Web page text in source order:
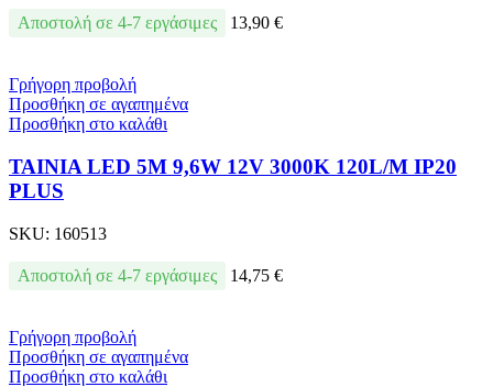
Αποστολή σε 4-7 εργάσιμες 13,90 €
Γρήγορη προβολή
Προσθήκη σε αγαπημένα
Προσθήκη στο καλάθι
ΤΑΙΝΙΑ LED 5M 9,6W 12V 3000K 120L/M IP20
PLUS
SKU: 160513
Αποστολή σε 4-7 εργάσιμες 14,75 €
Γρήγορη προβολή
Προσθήκη σε αγαπημένα
Προσθήκη στο καλάθι